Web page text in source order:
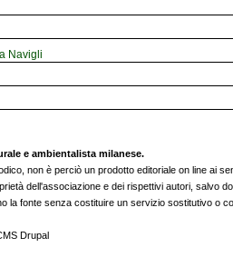
Navigli
e ambientalista milanese.
non è perciò un prodotto editoriale on line ai
dell'associazione e dei rispettivi autori,
la fonte senza costituire un servizio sostitutivo o
Drupal